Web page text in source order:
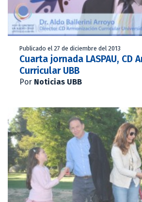
Publicado el 27 de diciembre del 2013
Cuarta jornada LASPAU, CD
Curricular UBB
Por Noticias UBB